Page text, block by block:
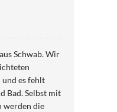
Wir
und es fehlt
Bad. Selbst mit
werden die